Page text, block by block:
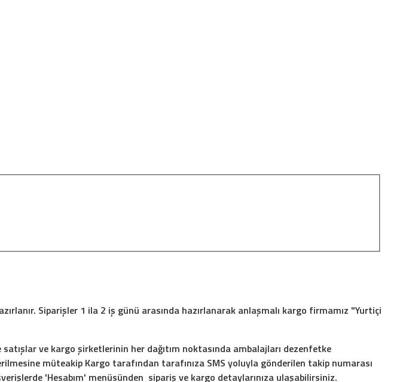
Siparişler 1 ila 2 iş günü arasında hazırlanarak anlaşmalı kargo firmamız "Yurtiçi
ve kargo şirketlerinin her dağıtım noktasında ambalajları dezenfetke
müteakip Kargo tarafından tarafınıza SMS yoluyla gönderilen takip numarası
'Hesabım' menüsünden sipariş ve kargo detaylarınıza ulaşabilirsiniz.